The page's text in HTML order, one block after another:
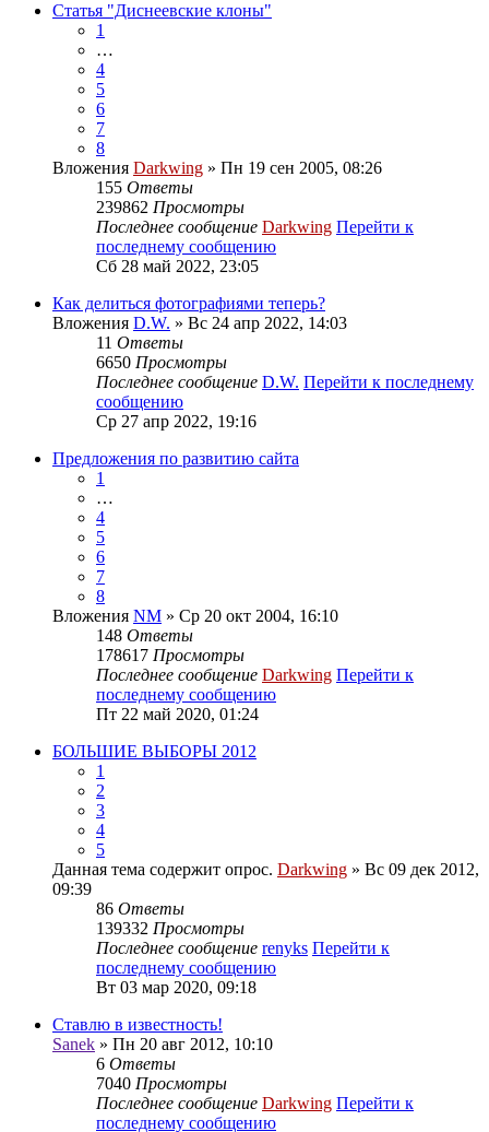
Статья "Диснеевские клоны"
1
…
4
5
6
7
8
Вложения Darkwing » Пн 19 сен 2005, 08:26
155 Ответы
239862 Просмотры
Последнее сообщение Darkwing Перейти к
последнему сообщению
Сб 28 май 2022, 23:05
Как делиться фотографиями теперь?
Вложения D.W. » Вс 24 апр 2022, 14:03
11 Ответы
6650 Просмотры
Последнее сообщение D.W. Перейти к последнему
сообщению
Ср 27 апр 2022, 19:16
Предложения по развитию сайта
1
…
4
5
6
7
8
Вложения NM » Ср 20 окт 2004, 16:10
148 Ответы
178617 Просмотры
Последнее сообщение Darkwing Перейти к
последнему сообщению
Пт 22 май 2020, 01:24
БОЛЬШИЕ ВЫБОРЫ 2012
1
2
3
4
5
Данная тема содержит опрос. Darkwing » Вс 09 дек 2012,
09:39
86 Ответы
139332 Просмотры
Последнее сообщение renyks Перейти к
последнему сообщению
Вт 03 мар 2020, 09:18
Ставлю в известность!
Sanek » Пн 20 авг 2012, 10:10
6 Ответы
7040 Просмотры
Последнее сообщение Darkwing Перейти к
последнему сообщению